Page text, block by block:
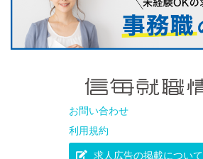
お問い合わせ
利用規約
求人広告の掲載について